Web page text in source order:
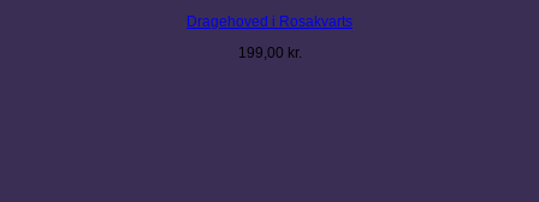
Dragehoved i Rosakvarts
199,00 kr.